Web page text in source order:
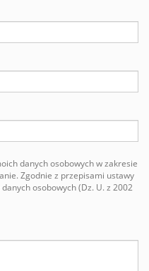
danych osobowych w zakresie
Zgodnie z przepisami ustawy
osobowych (Dz. U. z 2002